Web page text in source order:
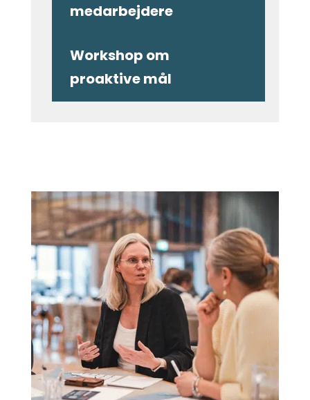
medarbejdere
Workshop om
proaktive mål